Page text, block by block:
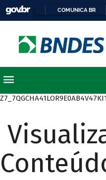
COMUNICA BR